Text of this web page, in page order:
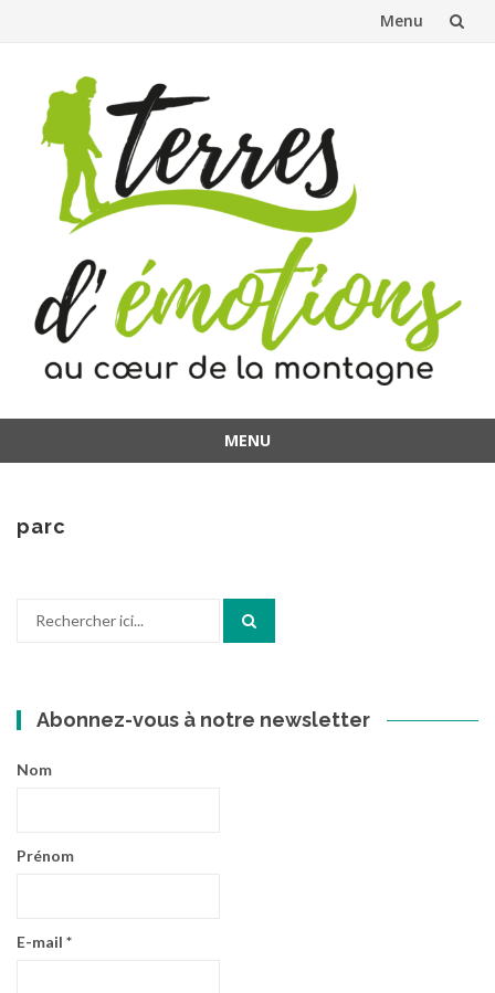
Menu
contenu
MENU
contenu
parc
Abonnez-vous à notre newsletter
Nom
Prénom
E-mail *